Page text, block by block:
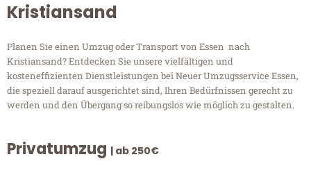
Kristiansand
Planen Sie einen Umzug oder Transport von Essen nach
Kristiansand? Entdecken Sie unsere vielfältigen und
kosteneffizienten Dienstleistungen bei Neuer Umzugsservice Essen,
die speziell darauf ausgerichtet sind, Ihren Bedürfnissen gerecht zu
werden und den Übergang so reibungslos wie möglich zu gestalten.
Privatumzug | ab 250€